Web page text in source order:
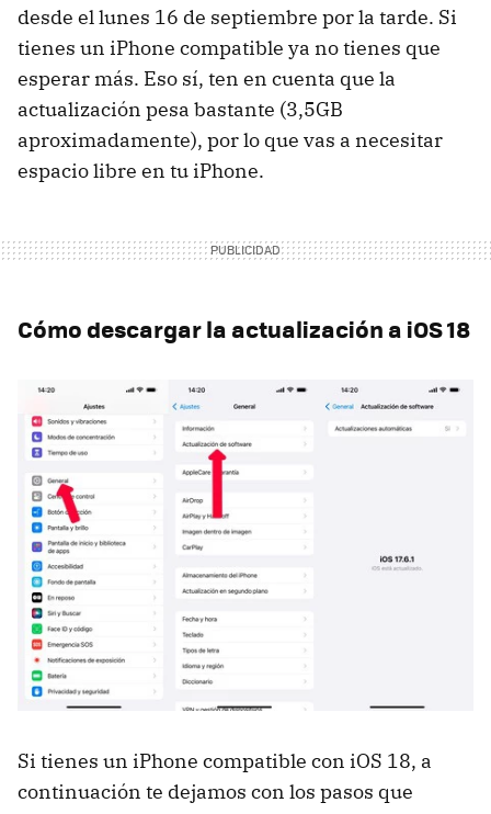
desde el lunes 16 de septiembre por la tarde. Si
tienes un iPhone compatible ya no tienes que
esperar más. Eso sí, ten en cuenta que la
actualización pesa bastante (3,5GB
aproximadamente), por lo que vas a necesitar
espacio libre en tu iPhone.
Cómo descargar la actualización a iOS 18
Si tienes un iPhone compatible con iOS 18, a
continuación te dejamos con los pasos que